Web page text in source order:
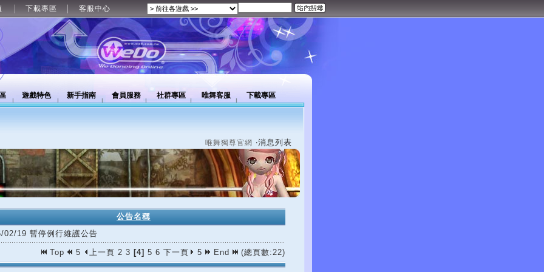
下載專區 客服中心
遊戲特色 新手指南 會員服務 社群專區 唯舞客服 下載專區
唯舞獨尊官網 ‧消息列表
公告名稱
02/19 暫停例行維護公告
Top 5 上一頁 2 3 [4] 5 6 下一頁 5 End (總頁數:22)